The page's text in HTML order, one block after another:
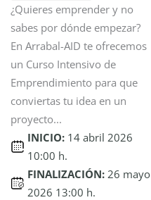
¿Quieres emprender y no
sabes por dónde empezar?
En Arrabal-AID te ofrecemos
un Curso Intensivo de
Emprendimiento para que
conviertas tu idea en un
proyecto...
INICIO: 14 abril 2026
10:00 h.
FINALIZACIÓN: 26 mayo
2026 13:00 h.